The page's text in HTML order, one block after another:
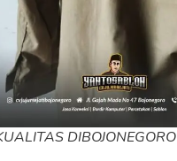
DIBOJONEGORO